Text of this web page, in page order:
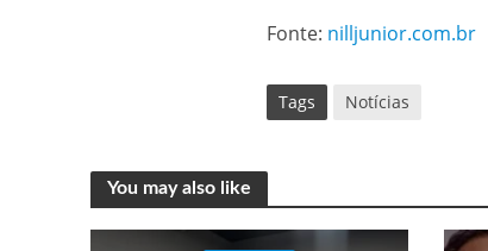
Fonte: nilljunior.com.br
Tags Notícias
You may also like